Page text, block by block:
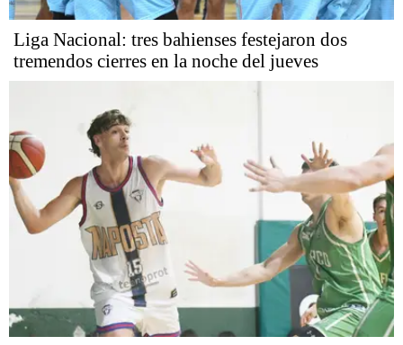
Liga Nacional: tres bahienses festejaron dos
tremendos cierres en la noche del jueves